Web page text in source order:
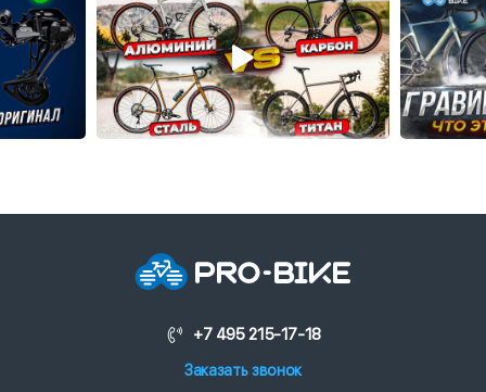
+7 495 215-17-18
Заказать звонок